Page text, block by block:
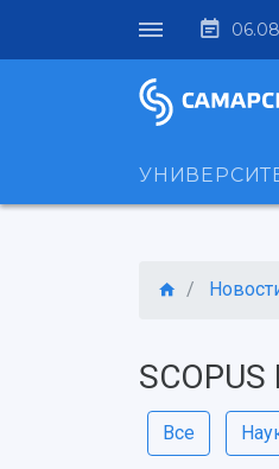
SCOPUS
Все